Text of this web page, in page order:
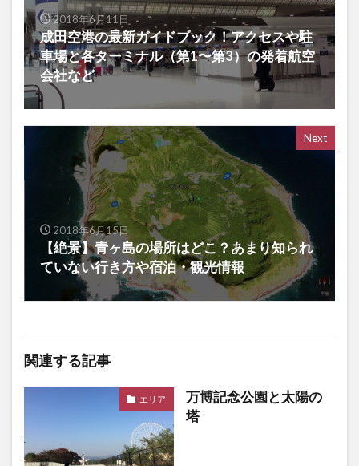
2018年6月11日
成田空港の最新ガイドブック！アクセスや駐
車場と各ターミナル（第1〜第3）の発着航空
会社など
Next
2018年6月15日
【絶景】青ヶ島の場所はどこ？あまり知られ
ていない行き方や宿泊・観光情報
関連する記事
エリア
万博記念公園と太陽の
塔